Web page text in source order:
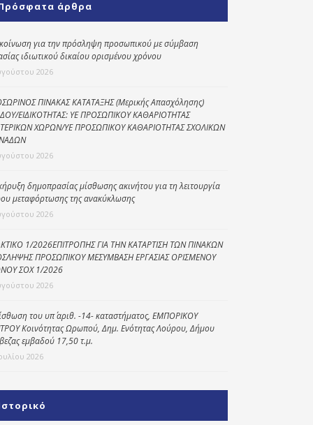
Kοινωνικό
φαρμακείο
Πρόγραμμα
“Βοήθεια στο σπίτι”
Κέντρο Ημερήσιας
Φροντίδας
άρθρα
για την πρόσληψη προσωπικού με σύμβαση
ιδιωτικού δικαίου ορισμένου χρόνου
2026
ΠΙΝΑΚΑΣ ΚΑΤΑΤΑΞΗΣ (Μερικής Απασχόλησης)
ΕΙΔΙΚΟΤΗΤΑΣ: ΥΕ ΠΡΟΣΩΠΙΚΟΥ ΚΑΘΑΡΙΟΤΗΤΑΣ
ΧΩΡΩΝ/ΥΕ ΠΡΟΣΩΠΙΚΟΥ ΚΑΘΑΡΙΟΤΗΤΑΣ ΣΧΟΛΙΚΩΝ
2026
δημοπρασίας μίσθωσης ακινήτου για τη λειτουργία
μεταφόρτωσης της ανακύκλωσης
2026
1/2026ΕΠΙΤΡΟΠΗΣ ΓΙΑ ΤΗΝ ΚΑΤΑΡΤΙΣΗ ΤΩΝ ΠΙΝΑΚΩΝ
ΠΡΟΣΩΠΙΚΟΥ ΜΕΣΥΜΒΑΣΗ ΕΡΓΑΣΙΑΣ ΟΡΙΣΜΕΝΟΥ
ΣΟΧ 1/2026
2026
του υπ΄ αριθ. -14- καταστήματος, ΕΜΠΟΡΙΚΟΥ
Κοινότητας Ωρωπού, Δημ. Ενότητας Λούρου, Δήμου
εμβαδού 17,50 τ.μ.
2026